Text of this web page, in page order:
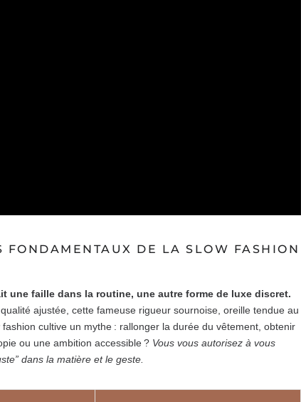
DE LA SLOW FASHION
une faille dans la routine, une autre forme de luxe discret.
ajustée, cette fameuse rigueur sournoise, oreille tendue au
cultive un mythe : rallonger la durée du vêtement, obtenir
ou une ambition accessible ? Vous vous autorisez à vous
dans la matière et le geste.